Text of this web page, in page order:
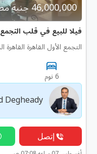
46,000,000 جنية مصرى
فيلا للبيع في قلب التجمع
التجمع الأول القاهرة القاهرة
6 نوم
Degheady
إتصل